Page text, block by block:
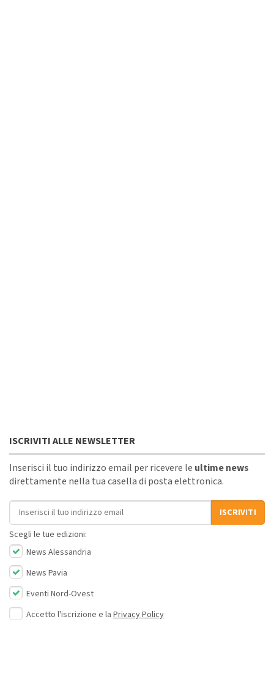
ISCRIVITI ALLE NEWSLETTER
Inserisci il tuo indirizzo email per ricevere le ultime news
direttamente nella tua casella di posta elettronica.
Indirizzo email
ISCRIVITI
Scegli le tue edizioni:
News Alessandria
News Pavia
Eventi Nord-Ovest
Accetto l'iscrizione e la Privacy Policy